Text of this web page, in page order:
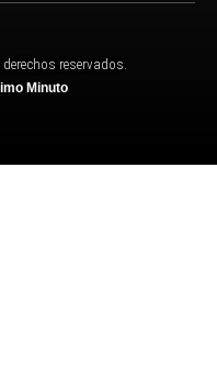
reservados.
Minuto